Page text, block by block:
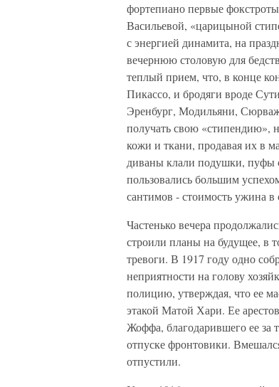
фортепиано первые
Васильевой, «царицыной
с энергией динамита, на
вечернюю столовую для
теплый прием, что, в конце
Пикассо, и бродяги вроде
Эренбург, Модильяни,
получать свою «стипендию»,
кожи и ткани, продавая их в
диваны клали подушки, пуфы
пользовались большим
сантимов - стоимость ужина в
Частенько вечера
строили планы на будущее, в
тревоги. В 1917 году одно
неприятности на голову
полицию, утверждая, что ее
этакой Матой Хари. Ее
Жоффа, благодарившего ее за
отпуске фронтовики.
отпустили.